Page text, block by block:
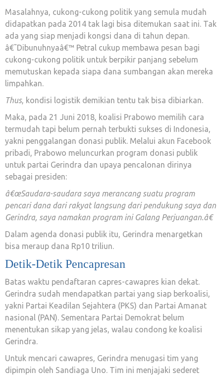
Masalahnya, cukong-cukong politik yang semula mudah
didapatkan pada 2014 tak lagi bisa ditemukan saat ini. Tak
ada yang siap menjadi kongsi dana di tahun depan.
â€˜Dibunuhnyaâ€™ Petral cukup membawa pesan bagi
cukong-cukong politik untuk berpikir panjang sebelum
memutuskan kepada siapa dana sumbangan akan mereka
limpahkan.
Thus, kondisi logistik demikian tentu tak bisa dibiarkan.
Maka, pada 21 Juni 2018, koalisi Prabowo memilih cara
termudah tapi belum pernah terbukti sukses di Indonesia,
yakni penggalangan donasi publik. Melalui akun Facebook
pribadi, Prabowo meluncurkan program donasi publik
untuk partai Gerindra dan upaya pencalonan dirinya
sebagai presiden:
â€œSaudara-saudara saya merancang suatu program
pencari dana dari rakyat langsung dari pendukung saya dan
Gerindra, saya namakan program ini Galang Perjuangan.â€
Dalam agenda donasi publik itu, Gerindra menargetkan
bisa meraup dana Rp10 triliun.
Detik-Detik Pencapresan
Batas waktu pendaftaran capres-cawapres kian dekat.
Gerindra sudah mendapatkan partai yang siap berkoalisi,
yakni Partai Keadilan Sejahtera (PKS) dan Partai Amanat
nasional (PAN). Sementara Partai Demokrat belum
menentukan sikap yang jelas, walau condong ke koalisi
Gerindra.
Untuk mencari cawapres, Gerindra menugasi tim yang
dipimpin oleh Sandiaga Uno. Tim ini menjajaki sederet